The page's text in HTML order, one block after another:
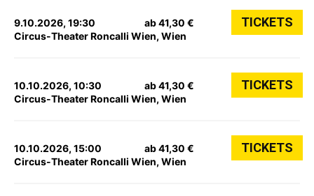
9.10.2026, 19:30
Circus-Theater Roncalli Wien, Wien
ab 41,30 € TICKETS
10.10.2026, 10:30
Circus-Theater Roncalli Wien, Wien
ab 41,30 € TICKETS
10.10.2026, 15:00
Circus-Theater Roncalli Wien, Wien
ab 41,30 € TICKETS